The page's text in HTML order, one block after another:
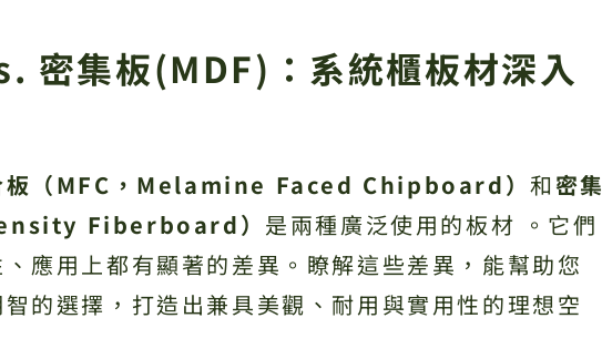
密集板(MDF)：系統櫃板材深入
板（MFC，Melamine Faced Chipboard）和 密集
Fiberboard） 是兩種廣泛使用的板材 。它們
應用上都有顯著的差異。瞭解這些差異，能幫助您
的選擇，打造出兼具美觀、耐用與實用性的理想空